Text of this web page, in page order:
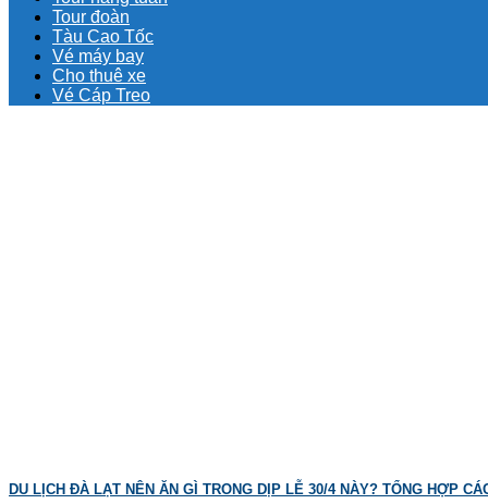
Tour đoàn
Tàu Cao Tốc
Vé máy bay
Cho thuê xe
Vé Cáp Treo
DU LỊCH ĐÀ LẠT NÊN ĂN GÌ TRONG DỊP LỄ 30/4 NÀY? TỔNG HỢP